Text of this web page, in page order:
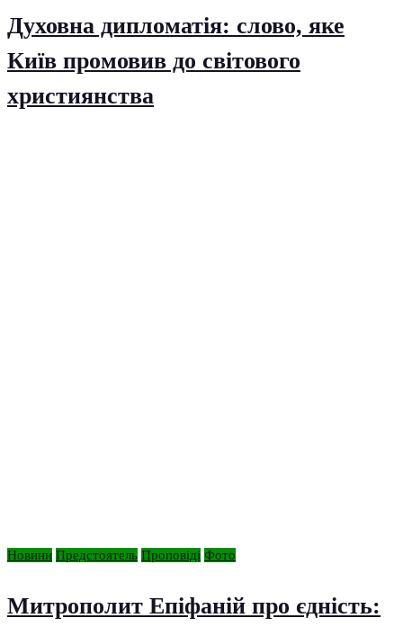
Духовна дипломатія: слово, яке
Київ промовив до світового
християнства
Новини Предстоятель Проповіді Фото
Митрополит Епіфаній про єдність: